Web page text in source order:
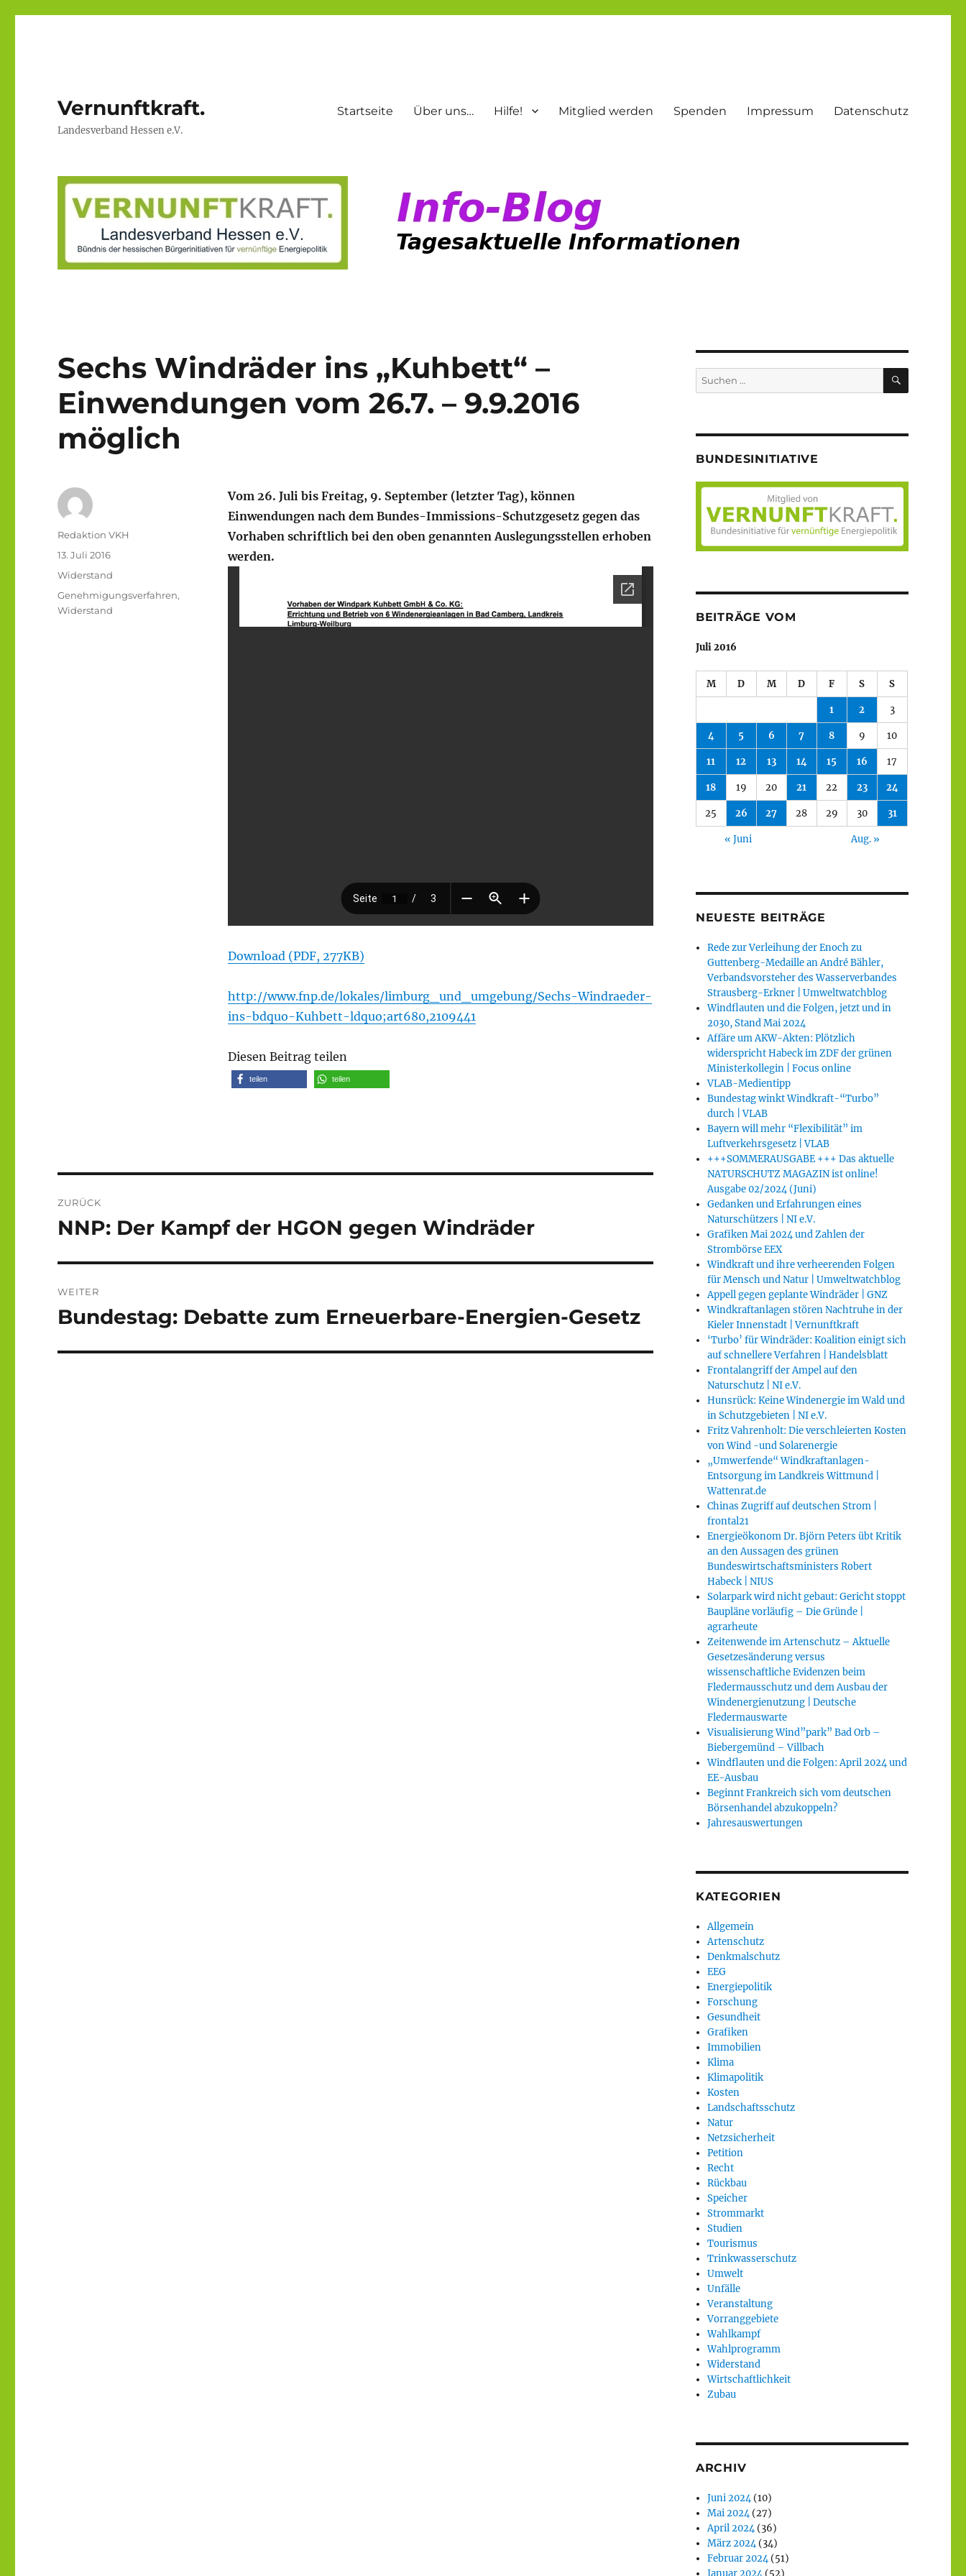
Vernunftkraft.
Landesverband Hessen e.V.
Startseite Über uns… Hilfe! Mitglied werden Spenden Impressum Datenschutz
Sechs Windräder ins „Kuhbett“ –
Einwendungen vom 26.7. – 9.9.2016
möglich
Vom 26. Juli bis Freitag, 9. September (letzter Tag), können
Einwendungen nach dem Bundes-Immissions-Schutzgesetz gegen das
Vorhaben schriftlich bei den oben genannten Auslegungsstellen erhoben
werden.
Download (PDF, 277KB)
http://www.fnp.de/lokales/limburg_und_umgebung/Sechs-Windraeder-
ins-bdquo-Kuhbett-ldquo;art680,2109441
Diesen Beitrag teilen
teilen teilen
Autor
Redaktion VKH
Veröffentlicht
am
13. Juli 2016
Kategorien
Widerstand
Schlagwörter
Genehmigungsverfahren,
Widerstand
ZURÜCK
Vorheriger
NNP: Der Kampf der HGON gegen Windräder
WEITER
Nächster
Bundestag: Debatte zum Erneuerbare-Energien-Gesetz
Suche
nach:
SUCHEN
BUNDESINITIATIVE
BEITRÄGE VOM
Juli 2016
M D M D F S S
1 2 3
4 5 6 7 8 9 10
11 12 13 14 15 16 17
18 19 20 21 22 23 24
25 26 27 28 29 30 31
« Juni Aug. »
NEUESTE BEITRÄGE
Rede zur Verleihung der Enoch zu
Guttenberg-Medaille an André Bähler,
Verbandsvorsteher des Wasserverbandes
Strausberg-Erkner | Umweltwatchblog
Windflauten und die Folgen, jetzt und in
2030, Stand Mai 2024
Affäre um AKW-Akten: Plötzlich
widerspricht Habeck im ZDF der grünen
Ministerkollegin | Focus online
VLAB-Medientipp
Bundestag winkt Windkraft-“Turbo”
durch | VLAB
Bayern will mehr “Flexibilität” im
Luftverkehrsgesetz | VLAB
+++SOMMERAUSGABE +++ Das aktuelle
NATURSCHUTZ MAGAZIN ist online!
Ausgabe 02/2024 (Juni)
Gedanken und Erfahrungen eines
Naturschützers | NI e.V.
Grafiken Mai 2024 und Zahlen der
Strombörse EEX
Windkraft und ihre verheerenden Folgen
für Mensch und Natur | Umweltwatchblog
Appell gegen geplante Windräder | GNZ
Windkraftanlagen stören Nachtruhe in der
Kieler Innenstadt | Vernunftkraft
‘Turbo’ für Windräder: Koalition einigt sich
auf schnellere Verfahren | Handelsblatt
Frontalangriff der Ampel auf den
Naturschutz | NI e.V.
Hunsrück: Keine Windenergie im Wald und
in Schutzgebieten | NI e.V.
Fritz Vahrenholt: Die verschleierten Kosten
von Wind -und Solarenergie
„Umwerfende“ Windkraftanlagen-
Entsorgung im Landkreis Wittmund |
Wattenrat.de
Chinas Zugriff auf deutschen Strom |
frontal21
Energieökonom Dr. Björn Peters übt Kritik
an den Aussagen des grünen
Bundeswirtschaftsministers Robert
Habeck | NIUS
Solarpark wird nicht gebaut: Gericht stoppt
Baupläne vorläufig – Die Gründe |
agrarheute
Zeitenwende im Artenschutz – Aktuelle
Gesetzesänderung versus
wissenschaftliche Evidenzen beim
Fledermausschutz und dem Ausbau der
Windenergienutzung | Deutsche
Fledermauswarte
Visualisierung Wind”park” Bad Orb –
Biebergemünd – Villbach
Windflauten und die Folgen: April 2024 und
EE-Ausbau
Beginnt Frankreich sich vom deutschen
Börsenhandel abzukoppeln?
Jahresauswertungen
KATEGORIEN
Allgemein
Artenschutz
Denkmalschutz
EEG
Energiepolitik
Forschung
Gesundheit
Grafiken
Immobilien
Klima
Klimapolitik
Kosten
Landschaftsschutz
Natur
Netzsicherheit
Petition
Recht
Rückbau
Speicher
Strommarkt
Studien
Tourismus
Trinkwasserschutz
Umwelt
Unfälle
Veranstaltung
Vorranggebiete
Wahlkampf
Wahlprogramm
Widerstand
Wirtschaftlichkeit
Zubau
ARCHIV
Juni 2024(10)
Mai 2024(27)
April 2024(36)
März 2024(34)
Februar 2024(51)